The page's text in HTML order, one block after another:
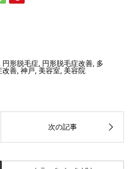
, 円形脱毛症, 円形脱毛症改善, 多
改善,神戸,美容室,美容院